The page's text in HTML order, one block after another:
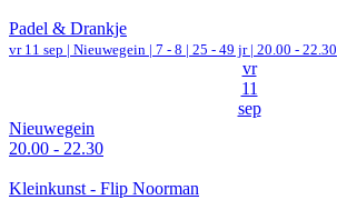
Padel & Drankje
vr 11 sep | Nieuwegein | 7 - 8 | 25 - 49 jr | 20.00 - 22.30
vr
11
sep
Nieuwegein
20.00 - 22.30
Kleinkunst - Flip Noorman